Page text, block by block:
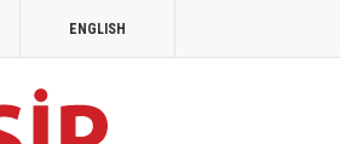
ENGLISH